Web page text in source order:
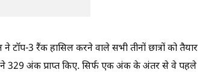
टॉप-3 रैंक हासिल करने वाले सभी तीनों छात्रों को तैयार
329 अंक प्राप्त किए. सिर्फ एक अंक के अंतर से वे पहले